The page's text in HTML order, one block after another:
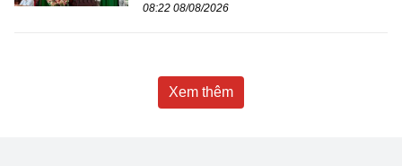
08:22 08/08/2026
Xem thêm